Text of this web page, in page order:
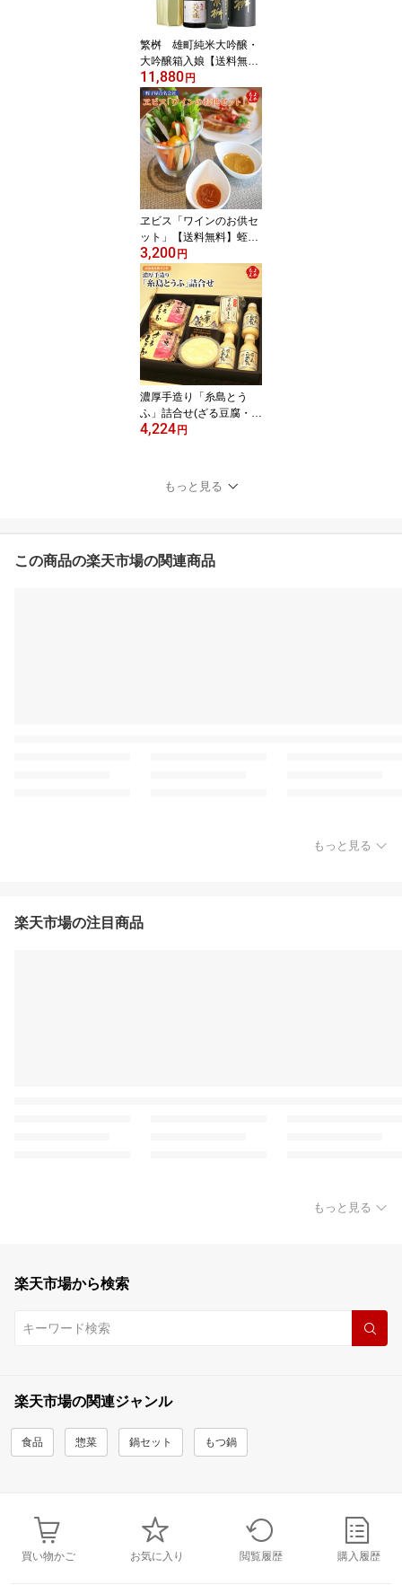
繁桝 雄町純米大吟醸・
大吟醸箱入娘【送料無
料】高橋商店 九州 福岡
お取り寄せグルメ 福岡県
よかもんショップ
11,880 円
ヱビス「ワインのお供セ
ット」【送料無料】蛭子
屋合名会社 コクトマト
カレーチーズ ガーリック
九州 福岡 お取り寄せグ
ルメ 福岡県よかもんショ
ップ
3,200 円
濃厚手造り「糸島とう
ふ」詰合せ(ざる豆腐・志
摩とうふ・珠とうふ・豆
州 福岡 お取り寄せグル
メ 福岡県よかもんショッ
4,224 円
もっと見る
この商品の楽天市場の関連商品
もっと見る
楽天市場の注目商品
もっと見る
楽天市場から検索
楽天市場の関連ジャンル
食品 惣菜 鍋セット もつ鍋
買い物かご お気に入り 閲覧履歴 購入履歴